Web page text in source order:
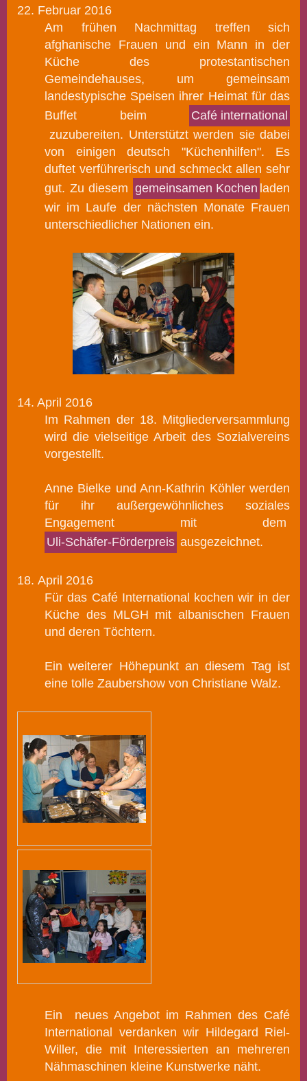
22. Februar 2016
Am frühen Nachmittag treffen sich
afghanische Frauen und ein Mann in der
Küche des protestantischen
Gemeindehauses, um gemeinsam
landestypische Speisen ihrer Heimat für das
Buffet beim
Café international
zuzubereiten. Unterstützt werden sie dabei
von einigen deutsch "Küchenhilfen". Es
duftet verführerisch und schmeckt allen sehr
gut. Zu diesem gemeinsamen Kochen laden
wir im Laufe der nächsten Monate Frauen
unterschiedlicher Nationen ein.
14. April 2016
Im Rahmen der 18. Mitgliederversammlung
wird die vielseitige Arbeit des Sozialvereins
vorgestellt.
Anne Bielke und Ann-Kathrin Köhler werden
für ihr außergewöhnliches soziales
Engagement mit dem
Uli-Schäfer-Förderpreis ausgezeichnet.
18. April 2016
Für das Café International kochen wir in der
Küche des MLGH mitalbanischen Frauen
und deren Töchtern.
Ein weiterer Höhepunkt an diesem Tag ist
eine tolle Zaubershow von Christiane Walz.
Ein neues Angebot im Rahmen des Café
International verdanken wir Hildegard Riel-
Willer, die mit Interessierten an mehreren
Nähmaschinen kleine Kunstwerke näht.